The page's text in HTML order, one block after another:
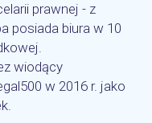
prawnej - z
posiada biura w 10
wiodący
w 2016 r. jako